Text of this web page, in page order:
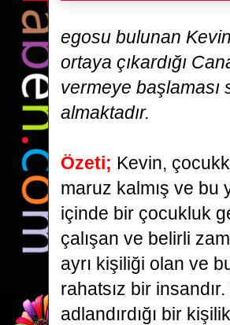
egosu bulunan
ortaya çıkardığı
vermeye başlaması
almaktadır.
Özeti; Kevin,
maruz kalmış ve bu
içinde bir çocukluk
çalışan ve belirli
ayrı kişiliği olan ve
rahatsız bir
adlandırdığı bir